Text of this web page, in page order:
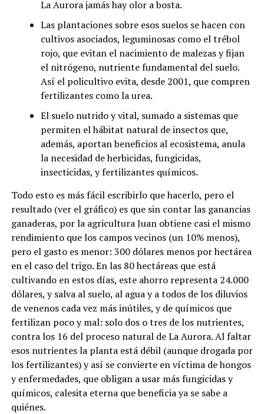
La Aurora jamás hay olor a bosta.
Las plantaciones sobre esos suelos se hacen con
cultivos asociados, leguminosas como el trébol
rojo, que evitan el nacimiento de malezas y fijan
el nitrógeno, nutriente fundamental del suelo.
Así el policultivo evita, desde 2001, que compren
fertilizantes como la urea.
El suelo nutrido y vital, sumado a sistemas que
permiten el hábitat natural de insectos que,
además, aportan beneficios al ecosistema, anula
la necesidad de herbicidas, fungicidas,
insecticidas, y fertilizantes químicos.
Todo esto es más fácil escribirlo que hacerlo, pero el
resultado (ver el gráfico) es que sin contar las ganancias
ganaderas, por la agricultura Juan obtiene casi el mismo
rendimiento que los campos vecinos (un 10% menos),
pero el gasto es menor: 300 dólares menos por hectárea
en el caso del trigo. En las 80 hectáreas que está
cultivando en estos días, este ahorro representa 24.000
dólares, y salva al suelo, al agua y a todos de los diluvios
de venenos cada vez más inútiles, y de químicos que
fertilizan poco y mal: solo dos o tres de los nutrientes,
contra los 16 del proceso natural de La Aurora. Al faltar
esos nutrientes la planta está débil (aunque drogada por
los fertilizantes) y así se convierte en víctima de hongos
y enfermedades, que obligan a usar más fungicidas y
químicos, calesita eterna que beneficia ya se sabe a
quiénes.